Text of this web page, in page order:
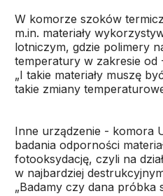
W komorze szoków
m.in. materiały
lotniczym, gdzie polimery
temperatury w zakresie od
„I takie materiały muszę
takie zmiany
Inne urządzenie - komora
badania odporności
fotooksydację, czyli na
w najbardziej
„Badamy czy dana próbka